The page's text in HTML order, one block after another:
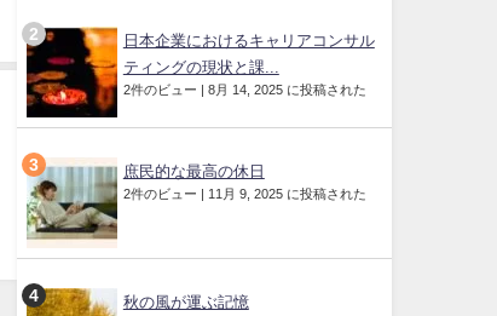
日本企業におけるキャリアコンサル
ティングの現状と課...
2件のビュー | 8月 14, 2025 に投稿された
庶民的な最高の休日
2件のビュー | 11月 9, 2025 に投稿された
秋の風が運ぶ記憶